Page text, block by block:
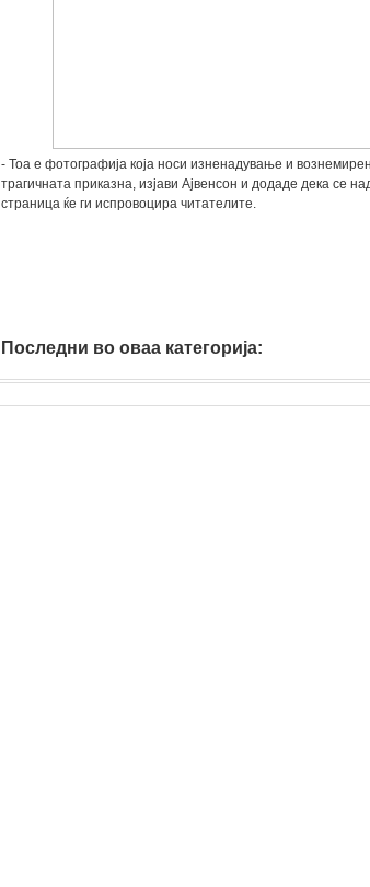
- Тоа е фотографија која носи изненадување и
трагичната приказна, изјави Ајвенсон и додаде дека се
страница ќе ги испровоцира читателите.
Последни во оваа категорија: